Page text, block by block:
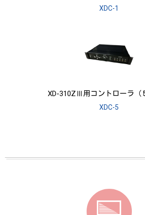
XDC-1
XD-310ZⅢ用コントローラ（
XDC-5